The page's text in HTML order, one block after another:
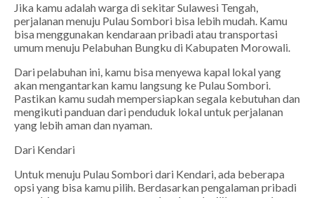
Jika kamu adalah warga di sekitar Sulawesi Tengah,
perjalanan menuju Pulau Sombori bisa lebih mudah. Kamu
bisa menggunakan kendaraan pribadi atau transportasi
umum menuju Pelabuhan Bungku di Kabupaten Morowali.
Dari pelabuhan ini, kamu bisa menyewa kapal lokal yang
akan mengantarkan kamu langsung ke Pulau Sombori.
Pastikan kamu sudah mempersiapkan segala kebutuhan dan
mengikuti panduan dari penduduk lokal untuk perjalanan
yang lebih aman dan nyaman.
Dari Kendari
Untuk menuju Pulau Sombori dari Kendari, ada beberapa
opsi yang bisa kamu pilih. Berdasarkan pengalaman pribadi